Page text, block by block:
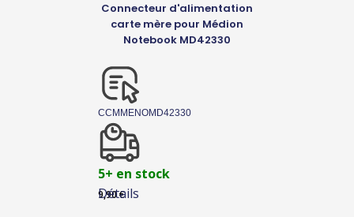
Détails
Connecteur d'alimentation
carte mère pour Médion
Notebook MD42330
CCMMENOMD42330
5+ en stock
9,90€